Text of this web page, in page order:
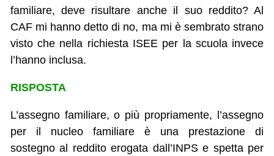
familiare, deve risultare anche il suo reddito? Al
CAF mi hanno detto di no, ma mi è sembrato strano
visto che nella richiesta ISEE per la scuola invece
l’hanno inclusa.
RISPOSTA
L’assegno familiare, o più propriamente, l’assegno
per il nucleo familiare è una prestazione di
sostegno al reddito erogata dall’INPS e spetta per